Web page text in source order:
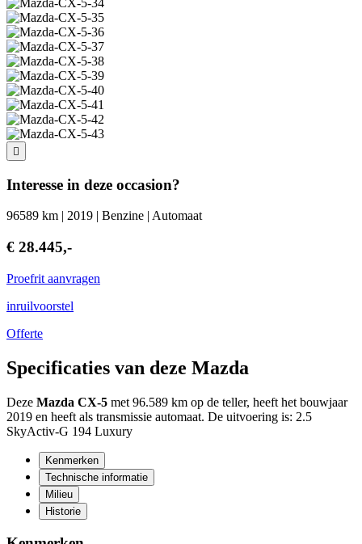
Interesse in deze occasion?
96589 km | 2019 | Benzine | Automaat
€ 28.445,-
Proefrit aanvragen
inruilvoorstel
Offerte
Specificaties van deze Mazda
Deze Mazda CX-5 met 96.589 km op de teller, heeft het bouwjaar
2019 en heeft als transmissie automaat. De uitvoering is: 2.5
SkyActiv-G 194 Luxury
Kenmerken
Technische informatie
Milieu
Historie